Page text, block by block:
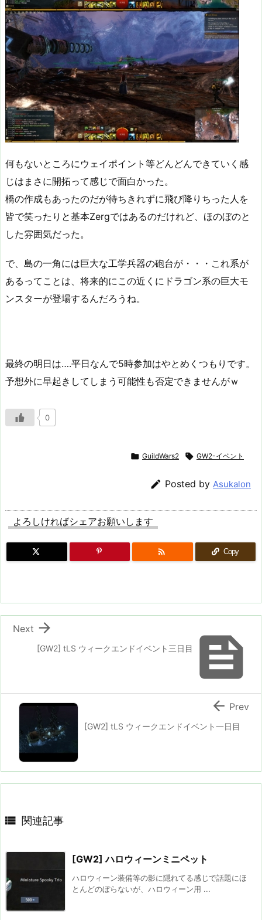
何もないところにウェイポイント等どんどんできていく感
じはまさに開拓って感じで面白かった。
橋の作成もあったのだが待ちきれずに飛び降りちった人を
皆で笑ったりと基本Zergではあるのだけれど、ほのぼのと
した雰囲気だった。
で、島の一角には巨大な工学兵器の砲台が・・・これ系が
あるってことは、将来的にこの近くにドラゴン系の巨大モ
ンスターが登場するんだろうね。
最終の明日は….平日なんで5時参加はやとめくつもりです。
予想外に早起きしてしまう可能性も否定できませんがｗ
0
 GuildWars2  GW2-イベント
 Posted by Asukalon
よろしければシェアお願いします
 Copy

[GW2] tLS ウィークエンドイベント三日目

Next
[GW2] tLS ウィークエンドイベント一日目
 Prev
 関連記事
[GW2] ハロウィーンミニペット
ハロウィーン装備等の影に隠れてる感じで話題にほ
とんどのぼらないが、ハロウィーン用 ...